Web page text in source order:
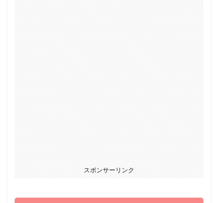
スポンサーリンク